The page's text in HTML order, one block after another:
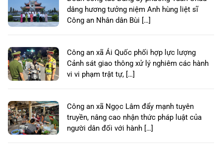
dâng hương tưởng niệm Anh hùng liệt sĩ
Công an Nhân dân Bùi […]
Công an xã Ái Quốc phối hợp lực lượng
Cảnh sát giao thông xử lý nghiêm các hành
vi vi phạm trật tự, […]
Công an xã Ngọc Lâm đẩy mạnh tuyên
truyền, nâng cao nhận thức pháp luật của
người dân đối với hành […]